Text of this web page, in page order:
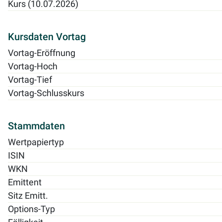
Kurs (10.07.2026)
Kursdaten Vortag
Vortag-Eröffnung
Vortag-Hoch
Vortag-Tief
Vortag-Schlusskurs
Stammdaten
Wertpapiertyp
ISIN
WKN
Emittent
Sitz Emitt.
Options-Typ